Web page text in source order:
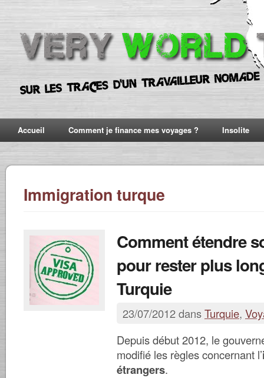
Accueil Comment je finance mes voyages ? Insolite
Immigration turque
Comment étendre
pour rester plus
Turquie
23/07/2012 dansTurquie,
Depuis début 2012, le
modifié les règles concernant l’
étrangers.